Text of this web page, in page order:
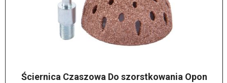
Ściernica Czaszowa Do szorstkowania Opon